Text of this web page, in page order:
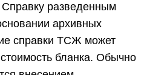
разведенным
архивных
справки ТСЖ может
бланка. Обычно